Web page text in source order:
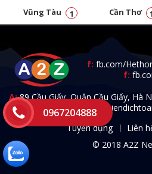
Vũng Tàu 1 Cần Thơ 1
f: fb.com/
f:
A:89 Cầu Giấy, Quận Cầu Giấy, Hà
T: 0967.204.888 -E:
Tuyển dụng
Liên
© 2018 A2Z
0967204888